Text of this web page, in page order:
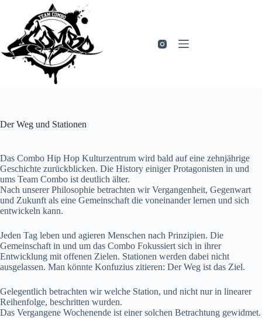
springen
Der Weg und Stationen
Das Combo Hip Hop Kulturzentrum wird bald auf eine zehnjährige
Geschichte zurückblicken. Die History einiger Protagonisten in und
ums Team Combo ist deutlich älter.
Nach unserer Philosophie betrachten wir Vergangenheit, Gegenwart
und Zukunft als eine Gemeinschaft die voneinander lernen und sich
entwickeln kann.
Jeden Tag leben und agieren Menschen nach Prinzipien. Die
Gemeinschaft in und um das Combo Fokussiert sich in ihrer
Entwicklung mit offenen Zielen. Stationen werden dabei nicht
ausgelassen. Man könnte Konfuzius zitieren: Der Weg ist das Ziel.
Gelegentlich betrachten wir welche Station, und nicht nur in linearer
Reihenfolge, beschritten wurden.
Das Vergangene Wochenende ist einer solchen Betrachtung gewidmet.